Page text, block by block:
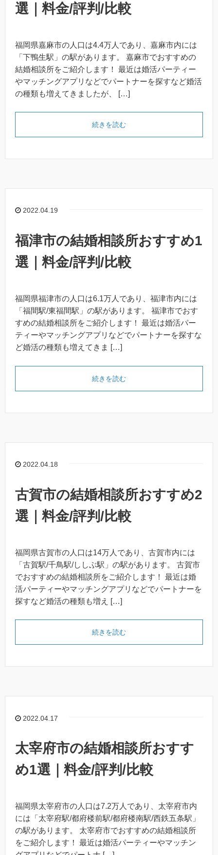
選｜料金/評判/比較
福岡県嘉麻市の人口は4.4万人であり、嘉麻市内には
「下鴨生駅」の駅があります。 嘉麻市でおすすめの
結婚相談所をご紹介します！ 最近は婚活パーティー
やマッチングアプリなどでパートナーを探すなど婚活
の種類も増えてきましたが、 […]
続きを読む
2022.04.19
福津市の結婚相談所おすすめ1
選｜料金/評判/比較
福岡県福津市の人口は6.1万人であり、福津市内には
「福間駅/東福間駅」の駅があります。 福津市でおす
すめの結婚相談所をご紹介します！ 最近は婚活パー
ティーやマッチングアプリなどでパートナーを探すな
ど婚活の種類も増えてきま […]
続きを読む
2022.04.18
古賀市の結婚相談所おすすめ2
選｜料金/評判/比較
福岡県古賀市の人口は14万人であり、古賀市内には
「古賀駅/千鳥駅/ししぶ駅」の駅があります。 古賀市
でおすすめの結婚相談所をご紹介します！ 最近は婚
活パーティーやマッチングアプリなどでパートナーを
探すなど婚活の種類も増え […]
続きを読む
2022.04.17
太宰府市の結婚相談所おすす
め1選｜料金/評判/比較
福岡県太宰府市の人口は7.2万人であり、太宰府市内
には「太宰府駅/都府楼前駅/都府楼南駅/西鉄五条駅」
の駅があります。 太宰府市でおすすめの結婚相談所
をご紹介します！ 最近は婚活パーティーやマッチン